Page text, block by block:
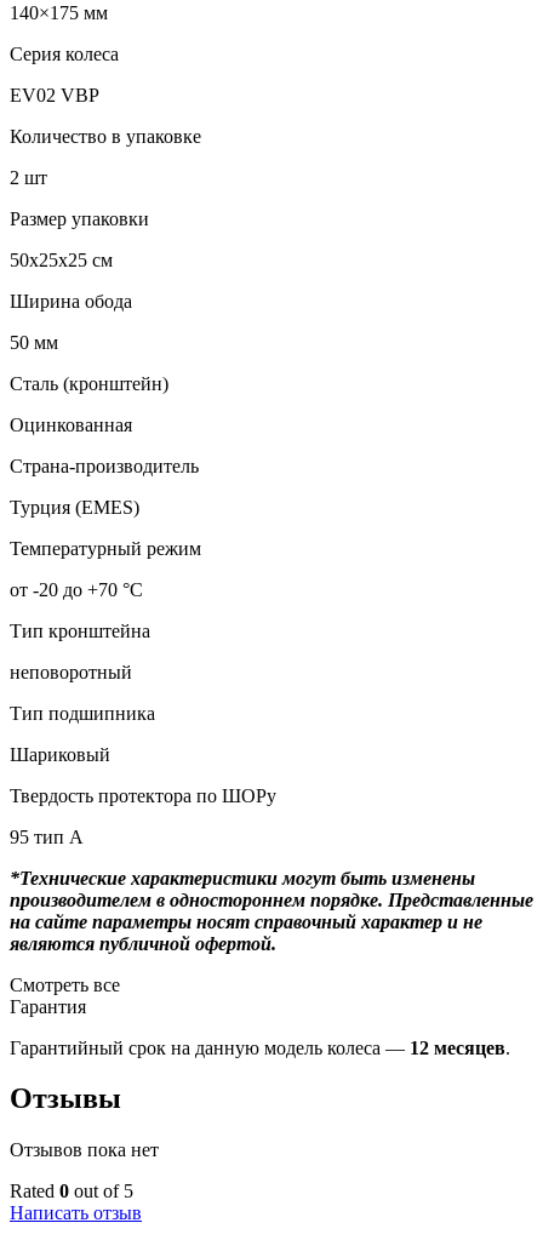
140×175 мм
Серия колеса
EV02 VBP
Количество в упаковке
2 шт
Размер упаковки
50x25x25 см
Ширина обода
50 мм
Сталь (кронштейн)
Оцинкованная
Страна-производитель
Турция (EMES)
Температурный режим
от -20 до +70 °С
Тип кронштейна
неповоротный
Тип подшипника
Шариковый
Твердость протектора по ШОРу
95 тип А
*Технические характеристики могут быть изменены
производителем в одностороннем порядке. Представленные
на сайте параметры носят справочный характер и не
являются публичной офертой.
Смотреть все
Гарантия
Гарантийный срок на данную модель колеса — 12 месяцев.
Отзывы
Отзывов пока нет
Rated 0 out of 5
Написать отзыв